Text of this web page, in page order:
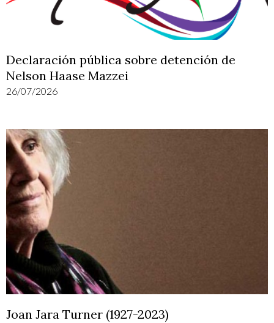
Declaración pública sobre detención de
Nelson Haase Mazzei
26/07/2026
Joan Jara Turner (1927-2023)